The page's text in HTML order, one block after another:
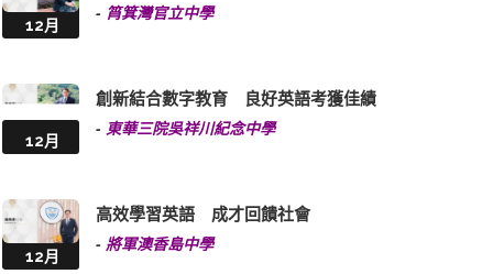
12月
- 筲箕灣官立中學
12月
創新結合數字教育 良好英語考獲佳績
- 東華三院吳祥川紀念中學
12月
高效學習英語 成才回饋社會
- 將軍澳香島中學